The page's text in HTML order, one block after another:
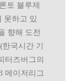
토 블루제
못하고 있
향해 도전
국시간 기
터즈버그의
메이저리그